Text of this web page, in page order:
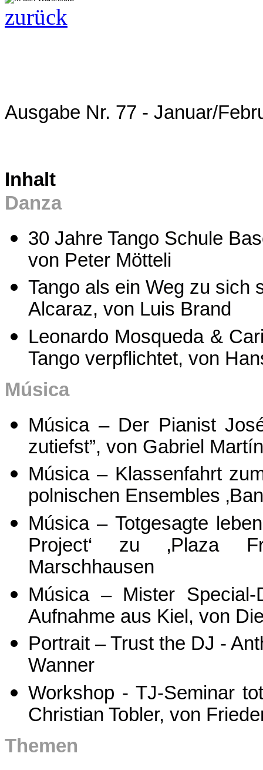
zurück
Ausgabe Nr. 77 - Januar/
Inhalt
Danza
30 Jahre Tango Schule
von Peter Mötteli
Tango als ein Weg zu sich
Alcaraz, von Luis Brand
Leonardo Mosqueda &
Tango verpflichtet, von
Música
Música – Der Pianist
zutiefst”, von Gabriel
Música – Klassenfahrt
polnischen Ensembles
Música – Totgesagte
Project‘ zu ‚Plaza
Marschhausen
Música – Mister
Aufnahme aus Kiel, von
Portrait – Trust the DJ -
Wanner
Workshop - TJ-Seminar
Christian Tobler, von
Themen